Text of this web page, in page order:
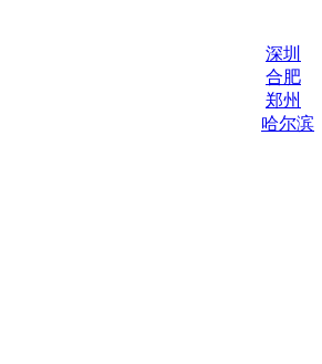
深圳
合肥
郑州
哈尔滨